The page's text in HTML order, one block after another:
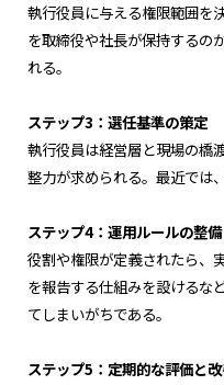
執行役員に与える権限範囲を
を取締役や社長が保持するの
れる。
ステップ3：選任基準の策定
執行役員は経営層と現場の橋
整力が求められる。最近では
ステップ4：運用ルールの整備
役割や権限が定義されたら、
を報告する仕組みを設けるな
てしまいがちである。
ステップ5：定期的な評価と